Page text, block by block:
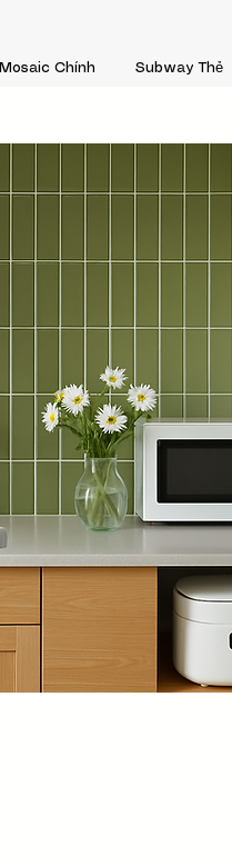
Mosaic Chính Subway Thẻ